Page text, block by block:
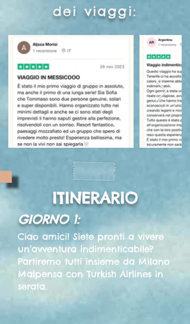
dei viaggi:
ITINERARIO
GIORNO 1:
Ciao amici! Siete pronti a vivere
un’avventura indimenticabile?
Partiremo tutti insieme da Milano
Malpensa con Turkish Airlines in
serata.